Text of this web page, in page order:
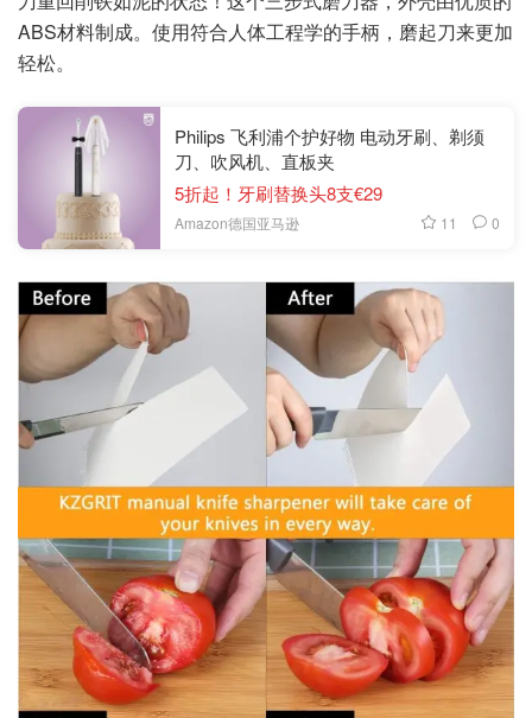
ABS材料制成。使用符合人体工程学的手柄，磨起刀来更加
轻松。
Philips 飞利浦个护好物 电动牙刷、剃须
刀、吹风机、直板夹
5折起！牙刷替换头8支€29
Amazon德国亚马逊 11 0